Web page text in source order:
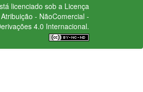
licenciado sob a Licença
- NãoComercial -
4.0 Internacional.